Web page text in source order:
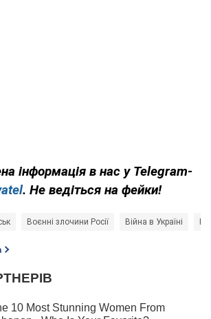
інформація в нас у Telegram-
. Не ведіться на фейки!
Воєнні злочини Росії Війна в Україні